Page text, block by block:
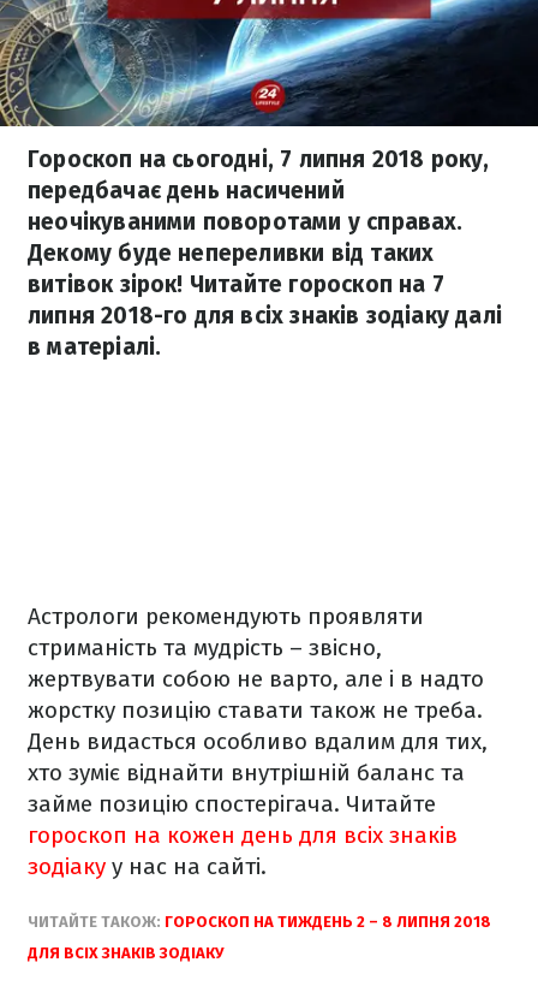
Гороскоп на сьогодні, 7 липня 2018 року,
передбачає день насичений
неочікуваними поворотами у справах.
Декому буде непереливки від таких
витівок зірок! Читайте гороскоп на 7
липня 2018-го для всіх знаків зодіаку далі
в матеріалі.
Астрологи рекомендують проявляти
стриманість та мудрість – звісно,
жертвувати собою не варто, але і в надто
жорстку позицію ставати також не треба.
День видасться особливо вдалим для тих,
хто зуміє віднайти внутрішній баланс та
займе позицію спостерігача. Читайте
гороскоп на кожен день для всіх знаків
зодіаку у нас на сайті.
ЧИТАЙТЕ ТАКОЖ: ГОРОСКОП НА ТИЖДЕНЬ 2 – 8 ЛИПНЯ 2018
ДЛЯ ВСІХ ЗНАКІВ ЗОДІАКУ